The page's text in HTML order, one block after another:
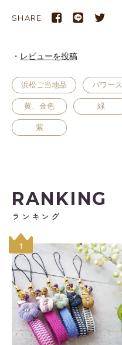
SHARE
レビューを投稿
浜松ご当地品 パワー
黄、金色 緑
紫
RANKING
ランキング
1